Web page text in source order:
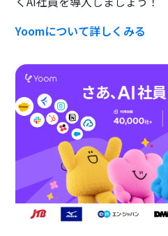
Yoomについて詳しくみる